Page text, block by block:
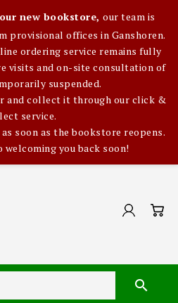
new bookstore,our team is
provisional offices in Ganshoren.
ordering service remains fully
visits and on-site consultation of
suspended.
and collect it through our click &
service.
soon as the bookstore reopens.
you back soon!
